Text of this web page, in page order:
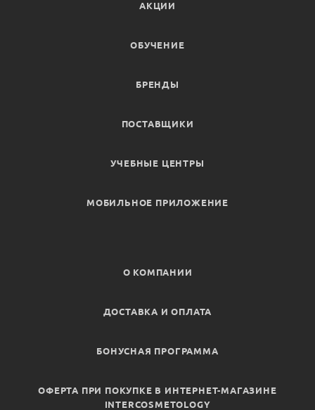
АКЦИИ
ОБУЧЕНИЕ
БРЕНДЫ
ПОСТАВЩИКИ
УЧЕБНЫЕ ЦЕНТРЫ
МОБИЛЬНОЕ ПРИЛОЖЕНИЕ
О КОМПАНИИ
ДОСТАВКА И ОПЛАТА
БОНУСНАЯ ПРОГРАММА
ОФЕРТА ПРИ ПОКУПКЕ В ИНТЕРНЕТ-МАГАЗИНЕ
INTERCOSMETOLOGY